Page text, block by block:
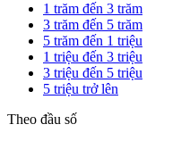
1 trăm đến 3 trăm
3 trăm đến 5 trăm
5 trăm đến 1 triệu
1 triệu đến 3 triệu
3 triệu đến 5 triệu
5 triệu trở lên
Theo đầu số